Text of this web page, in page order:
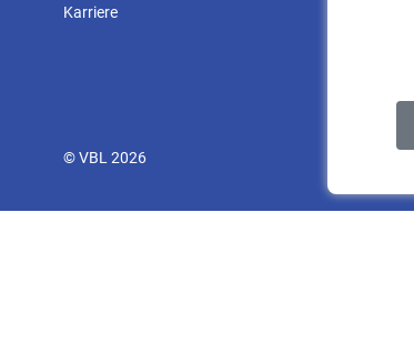
Karriere
© VBL 2026